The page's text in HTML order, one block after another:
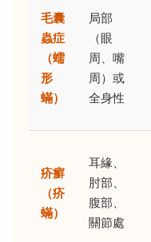
毛囊
蟲症
（蠕
形
蟎）
局部
（眼
周、嘴
周）或
全身性
疥癬
（疥
蟎）
耳緣、
肘部、
腹部、
關節處